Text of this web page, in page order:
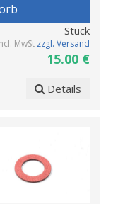
Stück
MwSt zzgl. Versand
15.00 €
Details